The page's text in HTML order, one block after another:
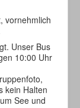
vornehmlich
Unser Bus
10:00 Uhr
kein Halten
See und